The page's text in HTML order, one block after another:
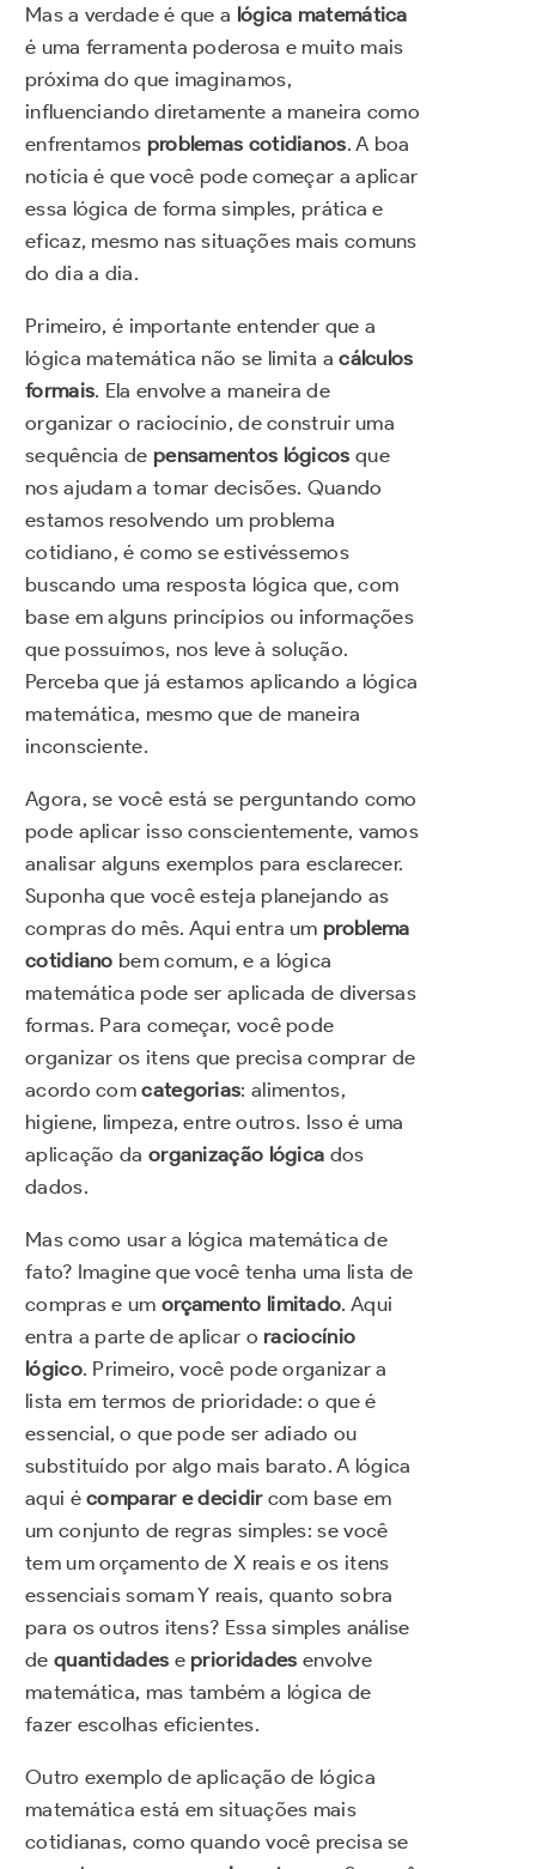
Mas a verdade é que a lógica matemática
é uma ferramenta poderosa e muito mais
próxima do que imaginamos,
influenciando diretamente a maneira como
enfrentamos problemas cotidianos. A boa
notícia é que você pode começar a aplicar
essa lógica de forma simples, prática e
eficaz, mesmo nas situações mais comuns
do dia a dia.
Primeiro, é importante entender que a
lógica matemática não se limita acálculos
formais. Ela envolve a maneira de
organizar o raciocínio, de construir uma
sequência de pensamentos lógicos que
nos ajudam a tomar decisões. Quando
estamos resolvendo um problema
cotidiano, é como se estivéssemos
buscando uma resposta lógica que, com
base em alguns princípios ou informações
que possuímos, nos leve à solução.
Perceba que já estamos aplicando a lógica
matemática, mesmo que de maneira
inconsciente.
Agora, se você está se perguntando como
pode aplicar isso conscientemente, vamos
analisar alguns exemplos para esclarecer.
Suponha que você esteja planejando as
compras do mês. Aqui entra um problema
cotidiano bem comum, e a lógica
matemática pode ser aplicada de diversas
formas. Para começar, você pode
organizar os itens que precisa comprar de
acordo comcategorias: alimentos,
higiene, limpeza, entre outros. Isso é uma
aplicação da organização lógica dos
dados.
Mas como usar a lógica matemática de
fato? Imagine que você tenha uma lista de
compras e um orçamento limitado. Aqui
entra a parte de aplicar o raciocínio
lógico. Primeiro, você pode organizar a
lista em termos de prioridade: o que é
essencial, o que pode ser adiado ou
substituído por algo mais barato. A lógica
aqui écomparar e decidircom base em
um conjunto de regras simples: se você
tem um orçamento de X reais e os itens
essenciais somam Y reais, quanto sobra
para os outros itens? Essa simples análise
de quantidades e prioridades envolve
matemática, mas também a lógica de
fazer escolhas eficientes.
Outro exemplo de aplicação de lógica
matemática está em situações mais
cotidianas, como quando você precisa se